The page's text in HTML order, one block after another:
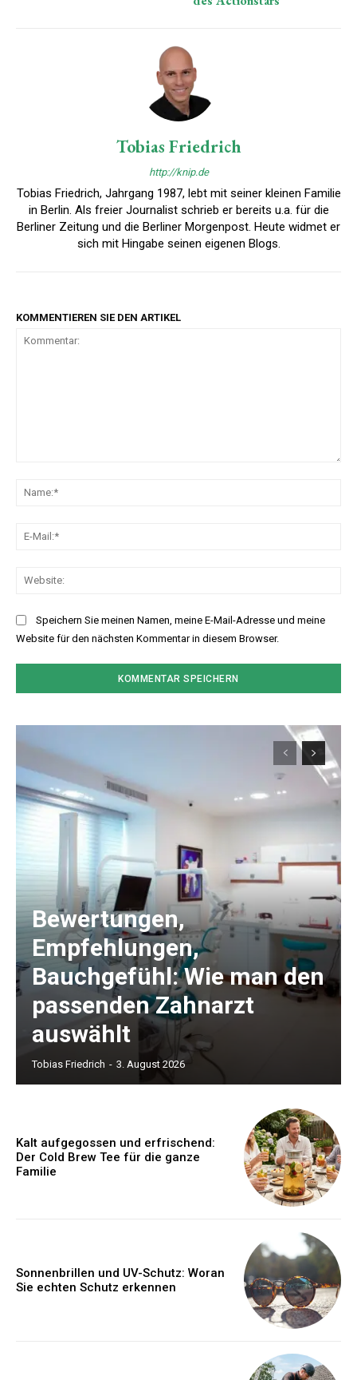
Tobias Friedrich
http://knip.de
Tobias Friedrich, Jahrgang 1987, lebt mit seiner kleinen Familie
in Berlin. Als freier Journalist schrieb er bereits u.a. für die
Berliner Zeitung und die Berliner Morgenpost. Heute widmet er
sich mit Hingabe seinen eigenen Blogs.
KOMMENTIEREN SIE DEN ARTIKEL
Speichern Sie meinen Namen, meine E-Mail-Adresse und meine
Website für den nächsten Kommentar in diesem Browser.
Bewertungen,
Empfehlungen,
Bauchgefühl: Wie man den
passenden Zahnarzt
auswählt
Tobias Friedrich - 3. August 2026
Kalt aufgegossen und erfrischend:
Der Cold Brew Tee für die ganze
Familie
Sonnenbrillen und UV-Schutz: Woran
Sie echten Schutz erkennen